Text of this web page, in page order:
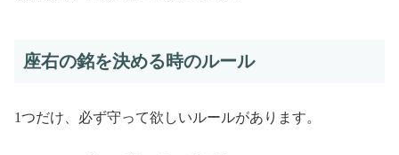
座右の銘を決める時のルール
1つだけ、必ず守って欲しいルールがあります。